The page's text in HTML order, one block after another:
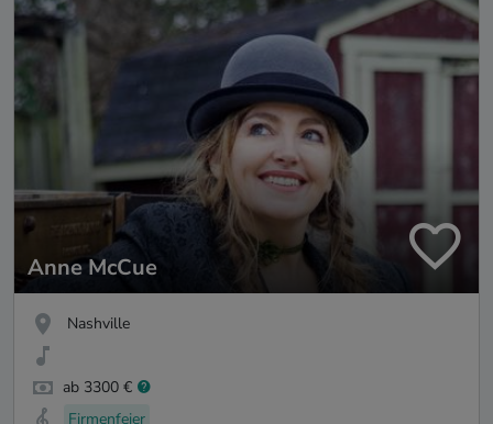
Anne McCue
Nashville
ab 3300 €
Firmenfeier